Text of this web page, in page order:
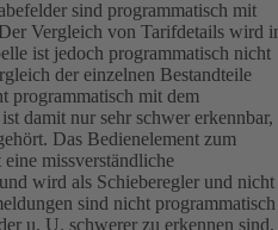
sind programmatisch mit
Der Vergleich von Tarifdetails wird
ist jedoch programmatisch nicht
der einzelnen Bestandteile
programmatisch mit dem
damit nur sehr schwer erkennbar,
Das Bedienelement zum
missverständliche
wird als Schieberegler und nicht
sind nicht programmatisch
u. U. schwerer zu erkennen sind.